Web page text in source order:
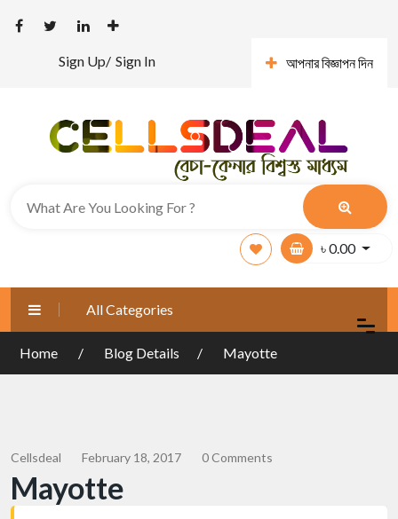
Sign Up/ Sign In আপনার বিজ্ঞাপন দিন
৳0.00
All Categories
Home Blog Details Mayotte
Cellsdeal February 18, 2017 0 Comments
Mayotte